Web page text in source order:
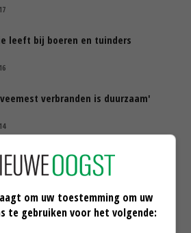
leeft bij boeren en tuinders
verbranden is duurzaam'
kippenmest niet duurzaam'
om uw toestemming om uw
te gebruiken voor het volgende: